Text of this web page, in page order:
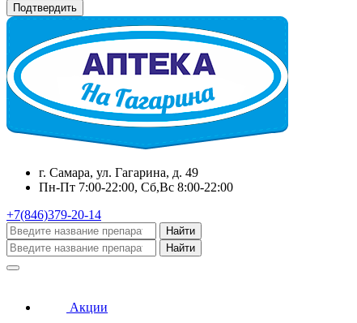
г. Самара, ул. Гагарина, д. 49
Пн-Пт 7:00-22:00, Сб,Вс 8:00-22:00
+7(846)379-20-14
Найти
Найти
Акции